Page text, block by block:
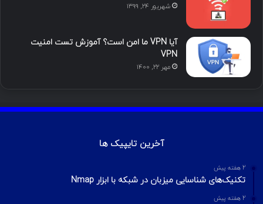
شهریور ۲۴, ۱۳۹۹
آیا VPN ما امن است؟ آموزش تست امنیت
VPN
مهر ۲۲, ۱۴۰۰
آخرین تایپیک ها
2 هفته پیش
تکنیک‌های شناسایی میزبان در شبکه با ابزار Nmap
2 هفته پیش